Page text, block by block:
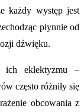
każdy występ jest
płynnie od
dźwięku.
ich eklektyzmu –
często różniły się
obcowania z